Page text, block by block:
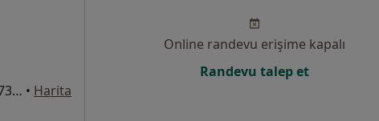
Demokrasi Bulvarı Öğrekçi Plaza No 73/11, Antalya • Harita
Online randevu erişime kapalı
Randevu talep et